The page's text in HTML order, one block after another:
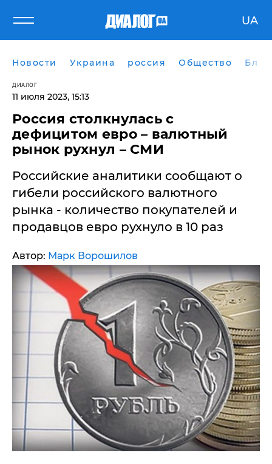
UA
Новости Украина россия Общество
ДИАЛОГ
11 июля 2023, 15:13
Россия столкнулась с
дефицитом евро – валютный
рынок рухнул – СМИ
Российские аналитики сообщают о
гибели российского валютного
рынка - количество покупателей и
продавцов евро рухнуло в 10 раз
Автор: Марк Ворошилов